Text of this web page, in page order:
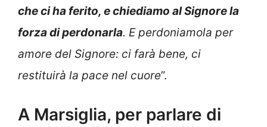
che ci ha ferito, e chiediamo al Signore la
forza di perdonarla. E perdoniamola per
amore del Signore: ci farà bene, ci
restituirà la pace nel cuore”.
A Marsiglia, per parlare di